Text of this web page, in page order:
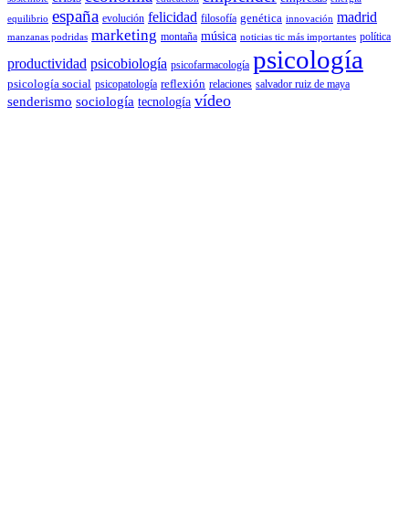
equilibrio españa evolución felicidad filosofía genética innovación madrid
manzanas podridas marketing montaña música noticias tic más importantes política
productividad psicobiología psicofarmacología psicología
psicología social psicopatología reflexión relaciones salvador ruiz de maya
senderismo sociología tecnología vídeo